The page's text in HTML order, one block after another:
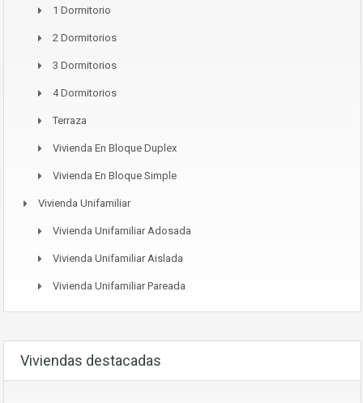
1 Dormitorio
2 Dormitorios
3 Dormitorios
4 Dormitorios
Terraza
Vivienda En Bloque Duplex
Vivienda En Bloque Simple
Vivienda Unifamiliar
Vivienda Unifamiliar Adosada
Vivienda Unifamiliar Aislada
Vivienda Unifamiliar Pareada
Viviendas destacadas